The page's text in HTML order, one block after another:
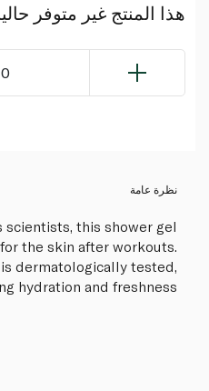
هذا المنتج غير متوفر
0
نظرة عامة
this shower gel
the skin after workouts.
dermatologically tested,
hydration and freshness.